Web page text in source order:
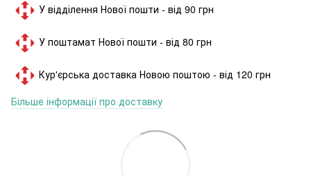
У відділення Нової пошти - від 90 грн
У поштамат Нової пошти - від 80 грн
Кур'єрська доставка Новою поштою - від 120 грн
Більше інформації про доставку